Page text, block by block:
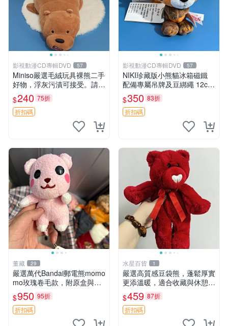
影視動漫CD專輯DVD 57
Miniso嚴選毛絨玩具裸熊二手
好物，浮灰污漬可接受。請詳
閱照片再下單，售出不退不
換。全新品相收藏推薦。 裸
熊 毛絨玩具 收藏
$240 75折
折扣碼
影視動漫CD專輯DVD 57
NIKI珍藏版小熊貓冰箱磁鐵
配備專屬吊牌及豆綁繩 12cm
廢品嚴選 好評推薦 小熊貓冰
箱貼 磁鐵掛件 冰箱飾品
$350 83折
折扣碼
董藏 29
嚴選萬代Bandai郵電熊momo
mo玫瑰卷毛款，附原盒與吊
牌，粉嫩可愛入手即柔軟～
玫瑰卷毛 郵電熊 正品
$950 95折
折扣碼
水星百貨 1
嚴選高質感豆袋熊，蓬鬆厚實
更添溫暖，適合收藏與休憩。
前胸填充飽滿，背部亦具優雅
設計。 豆袋熊 保暖 溫柔 蓬
松
$459 87折
折扣碼